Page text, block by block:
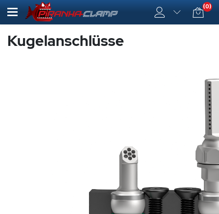
(0)
Kugelanschlüsse